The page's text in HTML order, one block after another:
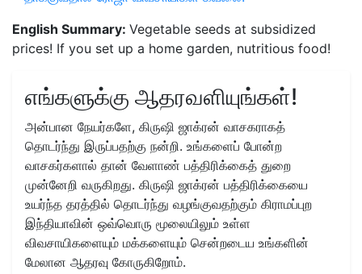
English Summary: Vegetable seeds at subsidized
prices! If you set up a home garden, nutritious food!
எங்களுக்கு ஆதரவளியுங்கள்!
அன்பான நேயர்களே, கிருஷி ஜாக்ரன் வாசகராகத்
தொடர்ந்து இருப்பதற்கு நன்றி. உங்களைப் போன்ற
வாசகர்களால் தான் வேளாண் பத்திரிக்கைத் துறை
முன்னேறி வருகிறது. கிருஷி ஜாக்ரன் பத்திரிக்கையை
உயர்ந்த தரத்தில் தொடர்ந்து வழங்குவதற்கும் கிராமப்புற
இந்தியாவின் ஒவ்வொரு மூலையிலும் உள்ள
விவசாயிகளையும் மக்களையும் சென்றடைய உங்களின்
மேலான ஆதரவு கோருகிறோம்.